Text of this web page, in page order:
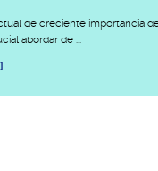
de creciente importancia
abordar de ...